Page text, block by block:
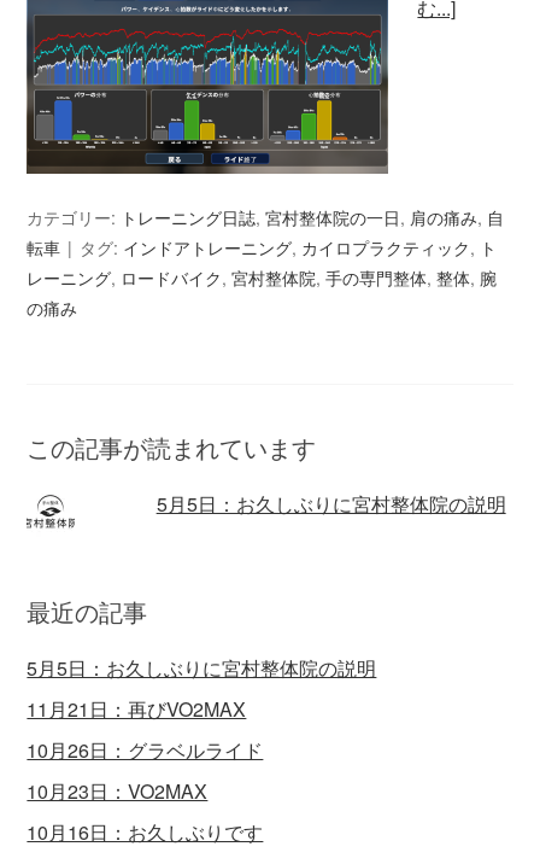
む...]
カテゴリー: トレーニング日誌,宮村整体院の一日, 肩の痛み, 自
転車
タグ: インドアトレーニング, カイロプラクティック, ト
レーニング, ロードバイク,宮村整体院,手の専門整体,整体, 腕
の痛み
この記事が読まれています
5月5日：お久しぶりに宮村整体院の説明
最近の記事
5月5日：お久しぶりに宮村整体院の説明
11月21日：再びVO2MAX
10月26日：グラベルライド
10月23日：VO2MAX
10月16日：お久しぶりです